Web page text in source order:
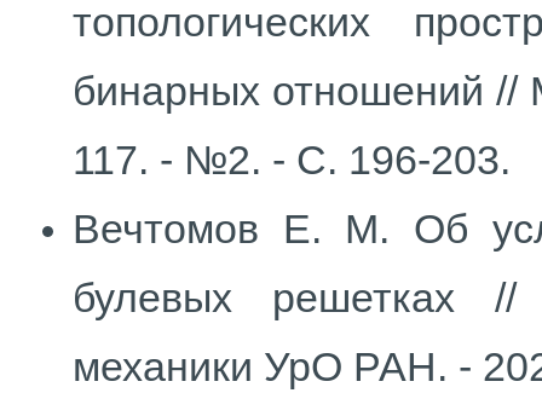
топологических
бинарных отношений //
117. - №2. - С. 196-203.
Вечтомов Е. М. Об
булевых решетках //
механики УрО РАН. -